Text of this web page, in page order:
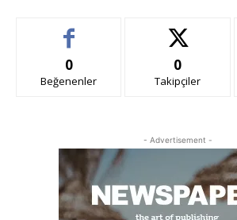
0
Beğenenler
0
Takipçiler
- Advertisement -